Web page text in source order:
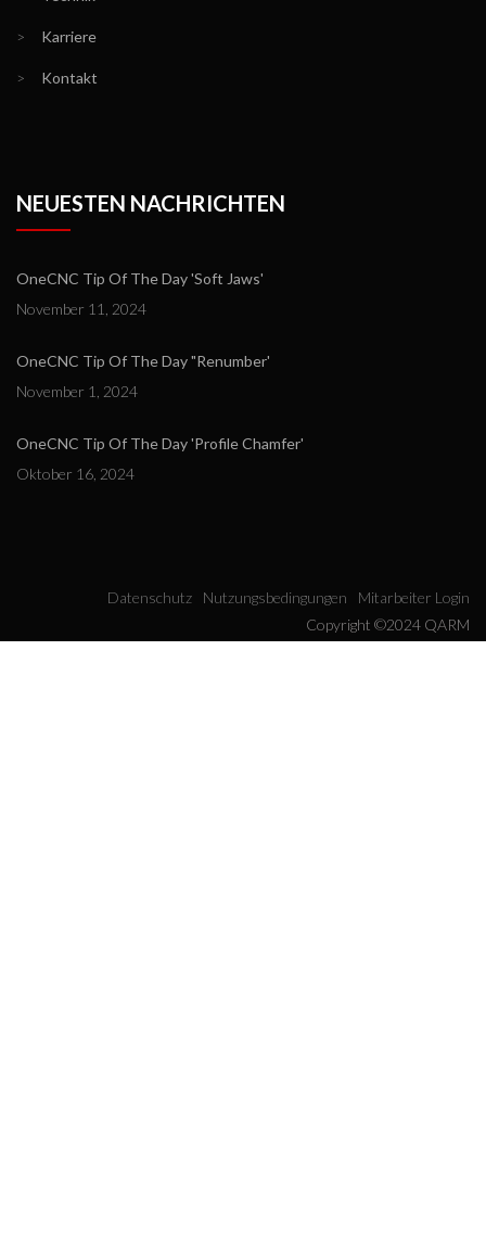
> Karriere
> Kontakt
NEUESTEN NACHRICHTEN
OneCNC Tip Of The Day 'Soft Jaws'
November 11, 2024
OneCNC Tip Of The Day "Renumber'
November 1, 2024
OneCNC Tip Of The Day 'Profile Chamfer'
Oktober 16, 2024
Datenschutz Nutzungsbedingungen
Mitarbeiter Login
Copyright ©2024 QARM